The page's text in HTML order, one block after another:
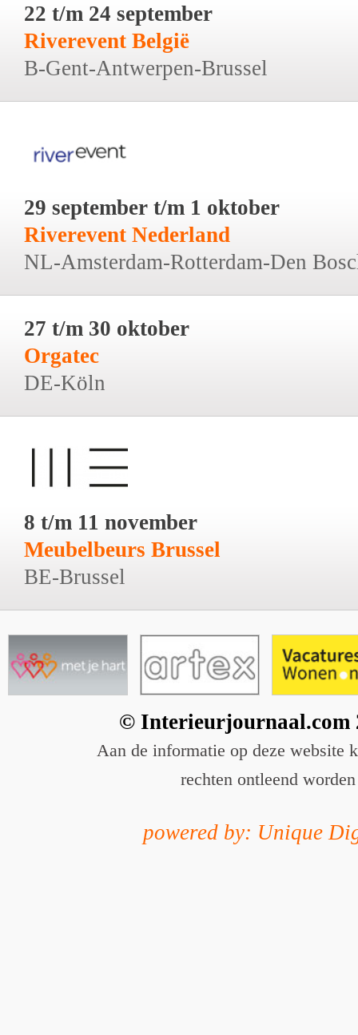
22 t/m 24 september
Riverevent België
B-Gent-Antwerpen-Brussel
29 september t/m 1 oktober
Riverevent Nederland
NL-Amsterdam-Rotterdam-Den
27 t/m 30 oktober
Orgatec
DE-Köln
8 t/m 11 november
Meubelbeurs Brussel
BE-Brussel
© Interieurjournaal.com
Aan de informatie op deze website
rechten ontleend worden
powered by: Unique